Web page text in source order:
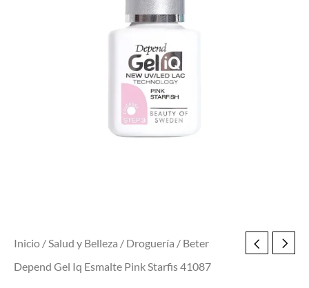
Inicio /Salud y Belleza / Droguería / Beter
Depend Gel Iq Esmalte Pink Starfis 41087